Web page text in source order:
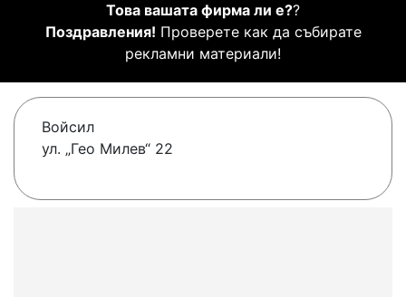
Това вашата фирма ли е??
Поздравления! Проверете как да събирате
рекламни материали!
Войсил
ул. „Гео Милев“ 22